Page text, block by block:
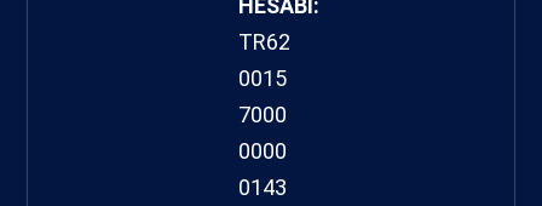
HESABI:
TR62
0015
7000
0000
0143